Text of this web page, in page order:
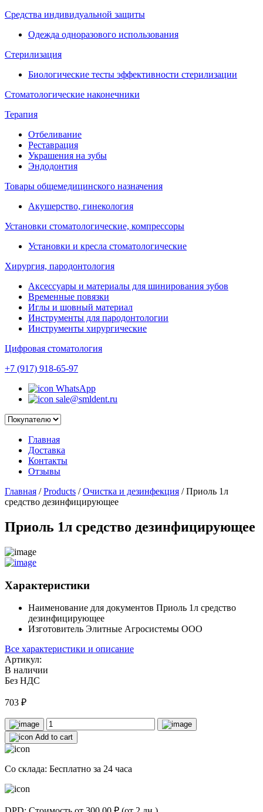
Средства индивидуальной защиты
Одежда одноразового использования
Стерилизация
Биологические тесты эффективности стерилизации
Стоматологические наконечники
Терапия
Отбеливание
Реставрация
Украшения на зубы
Эндодонтия
Товары общемедицинского назначения
Акушерство, гинекология
Установки стоматологические, компрессоры
Установки и кресла стоматологические
Хирургия, пародонтология
Аксессуары и материалы для шинирования зубов
Временные повязки
Иглы и шовный материал
Инструменты для пародонтологии
Инструменты хирургические
Цифровая стоматология
+7 (917) 918-65-97
WhatsApp
sale@smldent.ru
Главная
Доставка
Контакты
Отзывы
Главная / Products / Очистка и дезинфекция /Приоль 1л
средство дезинфицирующее
Приоль 1л средство дезинфицирующее
Характеристики
Наименование для документов Приоль 1л средство
дезинфицирующее
Изготовитель Элитные Агросистемы ООО
Все характеристики и описание
Артикул:
В наличии
Без НДС
703 ₽
Add to cart
Со склада: Бесплатно за 24 часа